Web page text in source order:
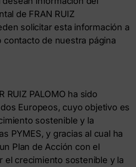
de FRAN RUIZ
solicitar esta información a
contacto de nuestra página
RUIZ PALOMO ha sido
Europeos, cuyo objetivo es
sostenible y la
PYMES, y gracias al cual ha
Plan de Acción con el
el crecimiento sostenible y la